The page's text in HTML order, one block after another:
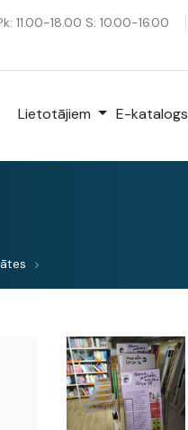
11.00-18.00 S: 10.00-16.00
Lietotājiem E-katalogs